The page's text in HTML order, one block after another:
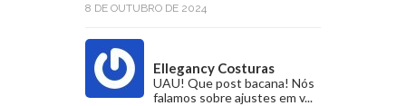
8 DE OUTUBRO DE 2024
Ellegancy Costuras
UAU! Que post bacana! Nós
falamos sobre ajustes em v...